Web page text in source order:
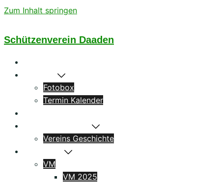
Zum Inhalt springen
Schützenverein Daaden
Fotobox
Termin Kalender
Vereins Geschichte
VM
VM 2025